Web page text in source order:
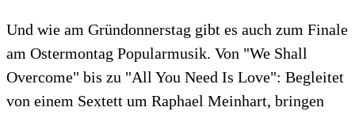
Und wie am Gründonnerstag gibt es auch zum Finale
am Ostermontag Popularmusik. Von "We Shall
Overcome" bis zu "All You Need Is Love": Begleitet
von einem Sextett um Raphael Meinhart, bringen